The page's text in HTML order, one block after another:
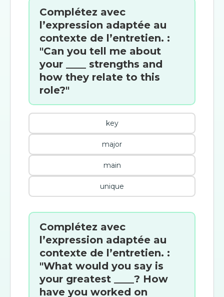
Complétez avec
l’expression adaptée au
contexte de l’entretien. :
"Can you tell me about
your ____ strengths and
how they relate to this
role?"
key
major
main
unique
Complétez avec
l’expression adaptée au
contexte de l’entretien. :
"What would you say is
your greatest ____? How
have you worked on